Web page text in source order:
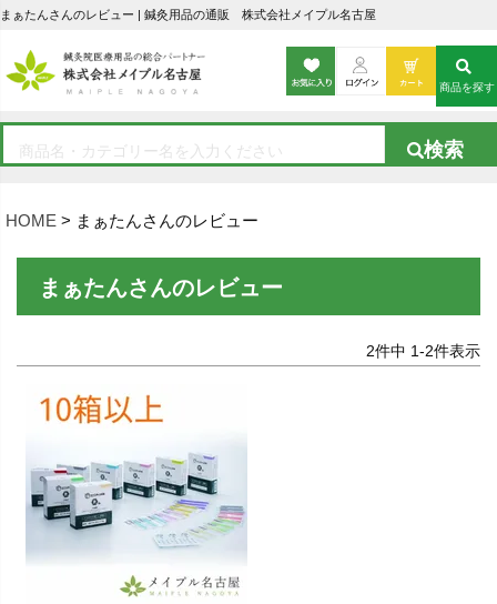
まぁたんさんのレビュー | 鍼灸用品の通販 株式会社メイプル名古屋
HOME まぁたんさんのレビュー
商品を探す
まぁたんさんのレビュー
2件中 1-2件表示